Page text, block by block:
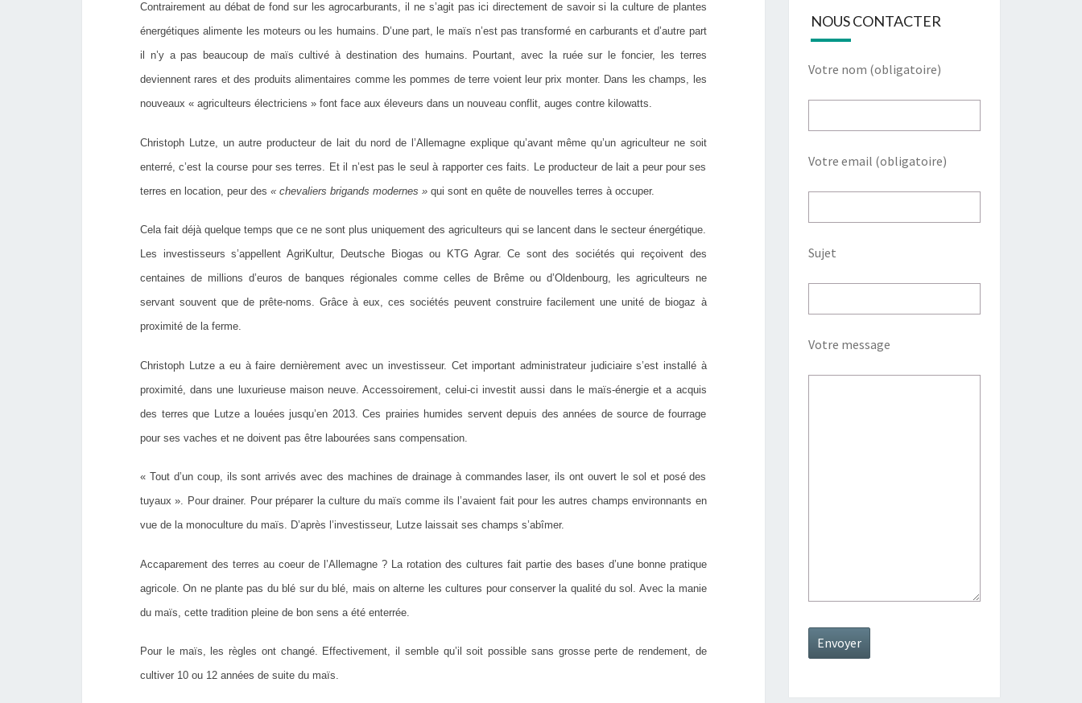
Contrairement au débat de fond sur les agrocarburants, il ne s’agit pas ici directement de savoir si la culture de plantes
énergétiques alimente les moteurs ou les humains. D’une part, le maïs n’est pas transformé en carburants et d’autre part
il n’y a pas beaucoup de maïs cultivé à destination des humains. Pourtant, avec la ruée sur le foncier, les terres
deviennent rares et des produits alimentaires comme les pommes de terre voient leur prix monter. Dans les champs, les
nouveaux « agriculteurs électriciens » font face aux éleveurs dans un nouveau conflit, auges contre kilowatts.
Christoph Lutze, un autre producteur de lait du nord de l’Allemagne explique qu’avant même qu’un agriculteur ne soit
enterré, c’est la course pour ses terres. Et il n’est pas le seul à rapporter ces faits. Le producteur de lait a peur pour ses
terres en location, peur des « chevaliers brigands modernes » qui sont en quête de nouvelles terres à occuper.
Cela fait déjà quelque temps que ce ne sont plus uniquement des agriculteurs qui se lancent dans le secteur énergétique.
Les investisseurs s’appellent AgriKultur, Deutsche Biogas ou KTG Agrar. Ce sont des sociétés qui reçoivent des
centaines de millions d’euros de banques régionales comme celles de Brême ou d’Oldenbourg, les agriculteurs ne
servant souvent que de prête-noms. Grâce à eux, ces sociétés peuvent construire facilement une unité de biogaz à
proximité de la ferme.
Christoph Lutze a eu à faire dernièrement avec un investisseur. Cet important administrateur judiciaire s’est installé à
proximité, dans une luxurieuse maison neuve. Accessoirement, celui-ci investit aussi dans le maïs-énergie et a acquis
des terres que Lutze a louées jusqu’en 2013. Ces prairies humides servent depuis des années de source de fourrage
pour ses vaches et ne doivent pas être labourées sans compensation.
« Tout d’un coup, ils sont arrivés avec des machines de drainage à commandes laser, ils ont ouvert le sol et posé des
tuyaux ». Pour drainer. Pour préparer la culture du maïs comme ils l’avaient fait pour les autres champs environnants en
vue de la monoculture du maïs. D’après l’investisseur, Lutze laissait ses champs s’abîmer.
Accaparement des terres au coeur de l’Allemagne ? La rotation des cultures fait partie des bases d’une bonne pratique
agricole. On ne plante pas du blé sur du blé, mais on alterne les cultures pour conserver la qualité du sol. Avec la manie
du maïs, cette tradition pleine de bon sens a été enterrée.
Pour le maïs, les règles ont changé. Effectivement, il semble qu’il soit possible sans grosse perte de rendement, de
cultiver 10 ou 12 années de suite du maïs.
NOUS CONTACTER
Votre nom (obligatoire)
Votre email (obligatoire)
Sujet
Votre message